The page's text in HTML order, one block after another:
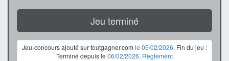
Jeu terminé
Jeu-concours ajouté sur toutgagner.com le 05/02/2026. Fin du jeu :
Terminé depuis le 06/02/2026. Règlement